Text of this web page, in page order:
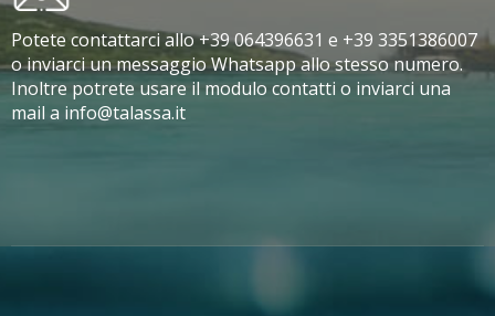
Potete contattarci allo +39 064396631 e +39 3351386007
o inviarci un messaggio Whatsapp allo stesso numero.
Inoltre potrete usare il modulo contatti o inviarci una
mail a info@talassa.it